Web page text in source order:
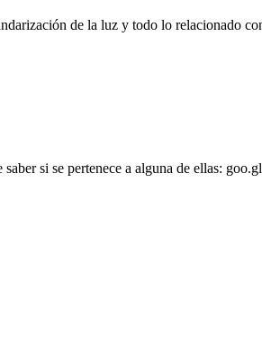
de la luz y todo lo relacionado
si se pertenece a alguna de ellas: